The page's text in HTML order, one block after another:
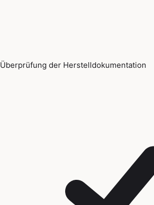
Überprüfung der Herstelldokumentation